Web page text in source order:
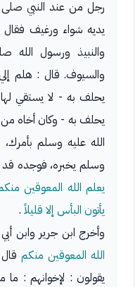
رجل من عند النبي صلى
يديه شواء ورغيف فقال
والنبيذ ورسول الله
والسيوف. قال : هلم
يحلف به - لا يستقي
يحلف به - وكان أخاه من
الله عليه وسلم
وسلم يخبره، فوجده قد
يعلم الله المعوقين
يأتون البأس إلا قليلاً .
وأخرج ابن جرير وابن
الله المعوقين منكم
يقولون : لإخوانهم : ما